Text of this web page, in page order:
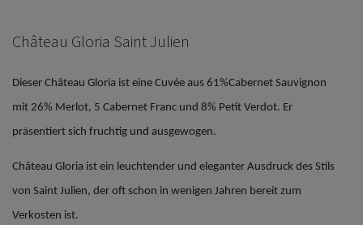
Château Gloria Saint Julien
Dieser Château Gloria ist eine Cuvée aus 61%Cabernet Sauvignon
mit 26% Merlot, 5 Cabernet Franc und 8% Petit Verdot. Er
präsentiert sich fruchtig und ausgewogen.
Château Gloria ist ein leuchtender und eleganter Ausdruck des Stils
von Saint Julien, der oft schon in wenigen Jahren bereit zum
Verkosten ist.